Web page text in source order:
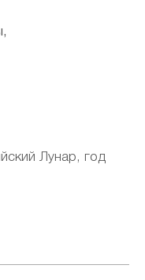
Лунар, год